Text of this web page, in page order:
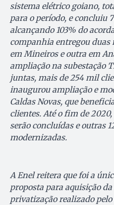
sistema elétrico goiano,
para o período, e concluiu
alcançando 103% do
companhia entregou duas
em Mineiros e outra em
ampliação na subestação
juntas, mais de 254 mil
inaugurou ampliação e
Caldas Novas, que
clientes. Até o fim de
serão concluídas e outras
modernizadas.
A Enel reitera que foi a
proposta para aquisição
privatização realizado pelo